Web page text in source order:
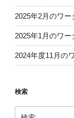
2025年2月のワ
2025年1月のワ
2024年度11月の
検索